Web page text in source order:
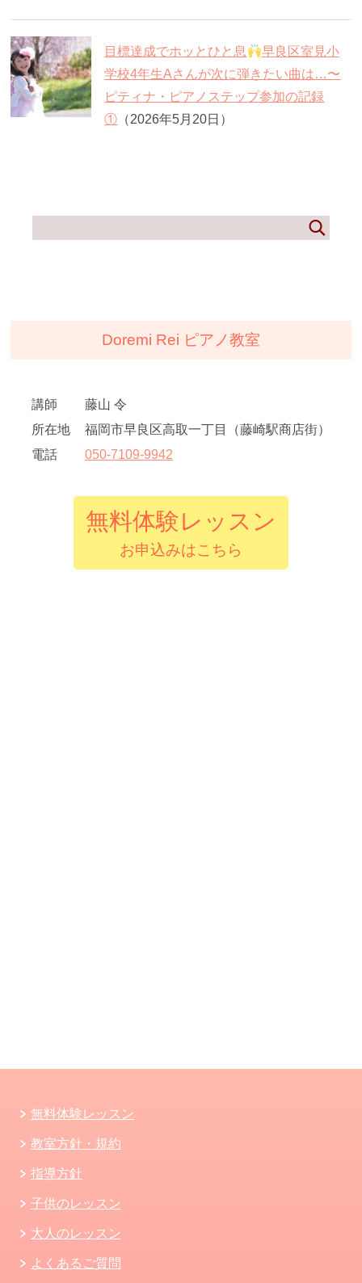
目標達成でホッとひと息
早良区室見小
学校4年生Aさんが次に弾きたい曲は…〜
ピティナ・ピアノステップ参加の記録
① （2026年5月20日）
Doremi Rei ピアノ教室
講師
藤山 令
所在地
福岡市早良区高取一丁目（藤崎駅商店街）
電話
050-7109-9942
無料体験レッスン
お申込みはこちら
無料体験レッスン
教室方針・規約
指導方針
子供のレッスン
大人のレッスン
よくあるご質問